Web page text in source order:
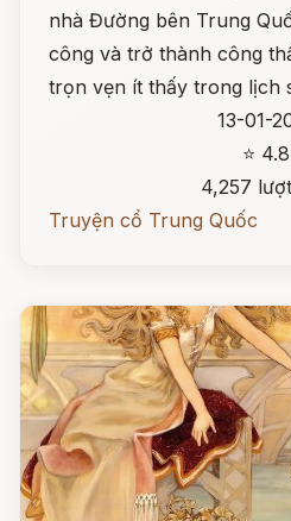
nhà Đường bên Trung
công và trở thành công
trọn vẹn ít thấy trong lịch
13-01-
⭐ 4.8
4,257
Truyện cổ Trung Quốc